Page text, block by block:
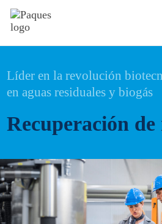
Líder en la revolución
en aguas residuales y biogás
Recuperación de